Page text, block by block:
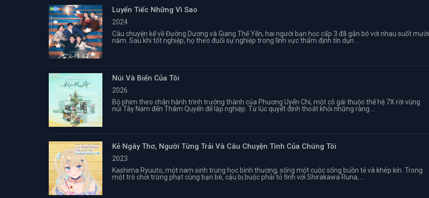
Luyến Tiếc Những Vì Sao
2024
Câu chuyện kể về Đường Dương và Giang Thế Yến, hai người bạn học cấp 3 đã gắn bó với nhau suốt mười
năm. Sau khi tốt nghiệp, họ theo đuổi sự nghiệp trong lĩnh vực thẩm định tín dụn ...
Núi Và Biển Của Tôi
2026
Bộ phim theo chân hành trình trưởng thành của Phương Uyển Chi, một cô gái thuộc thế hệ 7X rời vùng
núi Tây Nam đến Thâm Quyến để lập nghiệp. Từ lúc quyết định thoát khỏi những ràng ...
Kẻ Ngây Thơ, Người Từng Trải Và Câu Chuyện Tình Của Chúng Tôi
2023
Kashima Ryuuto, một nam sinh trung học bình thường, sống một cuộc sống buồn tẻ và khép kín. Trong
một trò chơi trừng phạt cùng bạn bè, cậu bị buộc phải tỏ tình với Shirakawa Runa, ...